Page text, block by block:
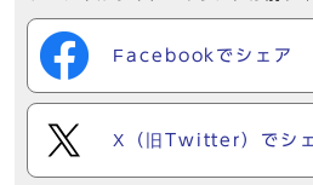
Facebookでシェア
X（旧Twitter）でシ